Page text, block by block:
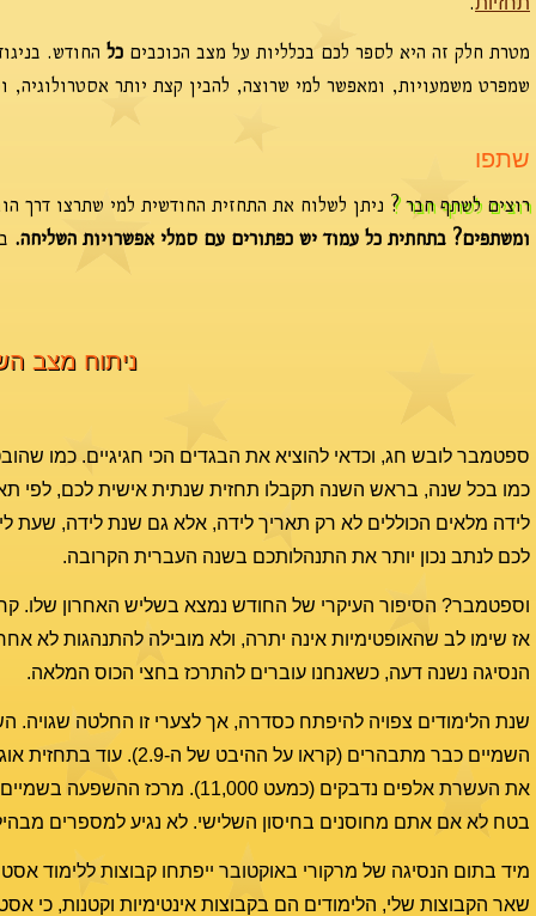
מטרת חלק זה היא לספר לכם בכלליות על מצב הכוכבים כל החודש.
שמפרט משמעויות, ומאפשר למי שרוצה, להבין קצת יותר אסטרולוגיה,
שתפו
רוצים לשתף חבר ? ניתן לשלוח את התחזית החודשית למי שתרצו דרך
ומשתפים? בתחתית כל עמוד יש כפתורים עם סמלי אפשרויות השליחה.
ניתוח מצב
ספטמבר לובש חג, וכדאי להוציא את הבגדים הכי חגיגיים. כמו
כמו בכל שנה, בראש השנה תקבלו תחזית שנתית אישית לכם, לפי
לידה מלאים הכוללים לא רק תאריך לידה, אלא גם שנת לידה, שעת
לכם לנתב נכון יותר את התנהלותכם בשנה העברית הקרובה.
וספטמבר? הסיפור העיקרי של החודש נמצא בשליש האחרון שלו.
אז שימו לב שהאופטימיות אינה יתרה, ולא מובילה להתנהגות לא
הנסיגה נשנה דעה, כשאנחנו עוברים להתרכז בחצי הכוס המלאה.
שנת הלימודים צפויה להיפתח כסדרה, אך לצערי זו החלטה שגויה.
בטח לא אם אתם מחוסנים בחיסון השלישי. לא נגיע למספרים
מיד בתום הנסיגה של מרקורי באוקטובר ייפתחו קבוצות ללימוד
שאר הקבוצות שלי, הלימודים הם בקבוצות אינטימיות וקטנות, כי